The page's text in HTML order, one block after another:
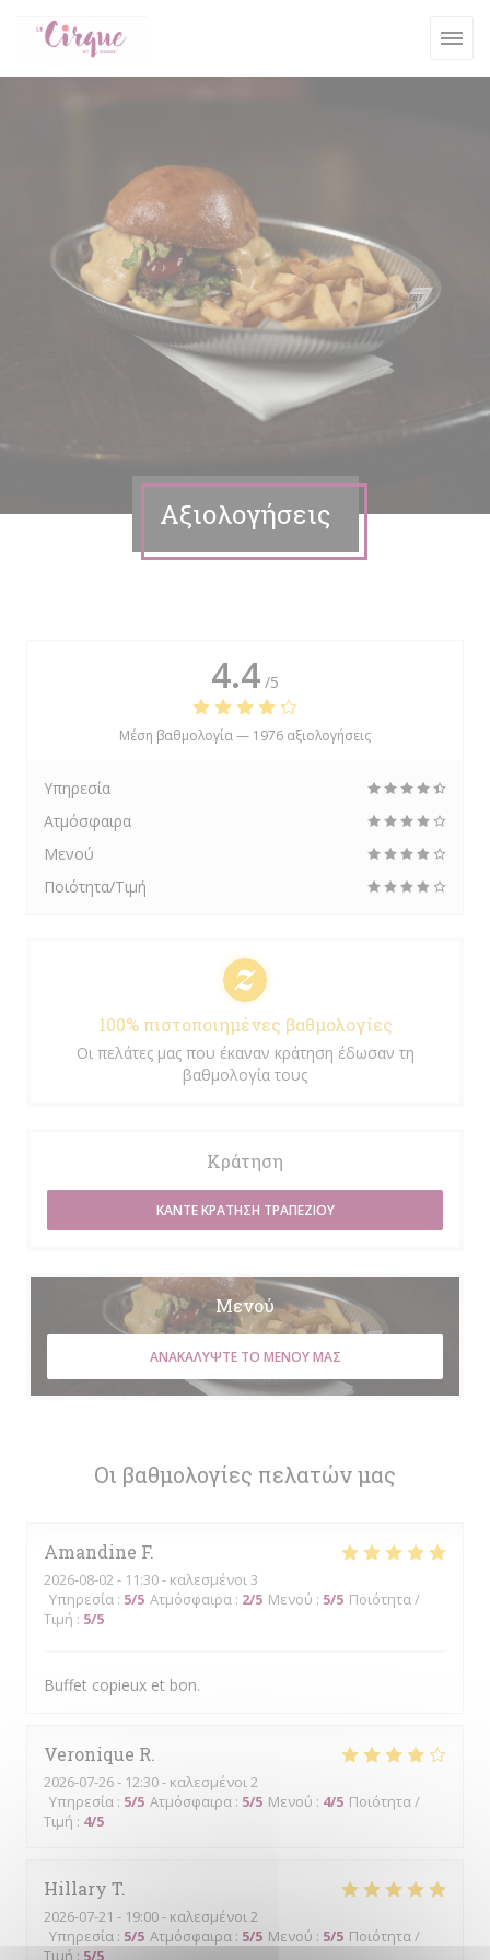
Αξιολογήσεις
Οι βαθμολογίες πελατών μας
Amandine F
2026-08-02 - 11:30 - καλεσμένοι 3
Υπηρεσία : 5/5 Ατμόσφαιρα : 2/5 Μενού : 5/5 Ποιότητα /
Τιμή : 5/5
Buffet copieux et bon.
Veronique R
2026-07-26- 12:30 - καλεσμένοι 2
Υπηρεσία : 5/5 Ατμόσφαιρα : 5/5 Μενού : 4/5 Ποιότητα /
Τιμή : 4/5
Hillary T
2026-07-21 - 19:00 - καλεσμένοι 2
Υπηρεσία : 5/5 Ατμόσφαιρα : 5/5 Μενού : 5/5 Ποιότητα /
Τιμή : 5/5
4.4 /5
Μέση βαθμολογία — 1976 αξιολογήσεις
Υπηρεσία
Ατμόσφαιρα
Μενού
Ποιότητα/Τιμή
100% πιστοποιημένες βαθμολογίες
Οι πελάτες μας που έκαναν κράτηση έδωσαν τη
βαθμολογία τους
Κράτηση
ΚΆΝΤΕ ΚΡΆΤΗΣΗ ΤΡΑΠΕΖΙΟΎ
Μενού
ΑΝΑΚΑΛΎΨΤΕ ΤΟ ΜΕΝΟΎ ΜΑΣ